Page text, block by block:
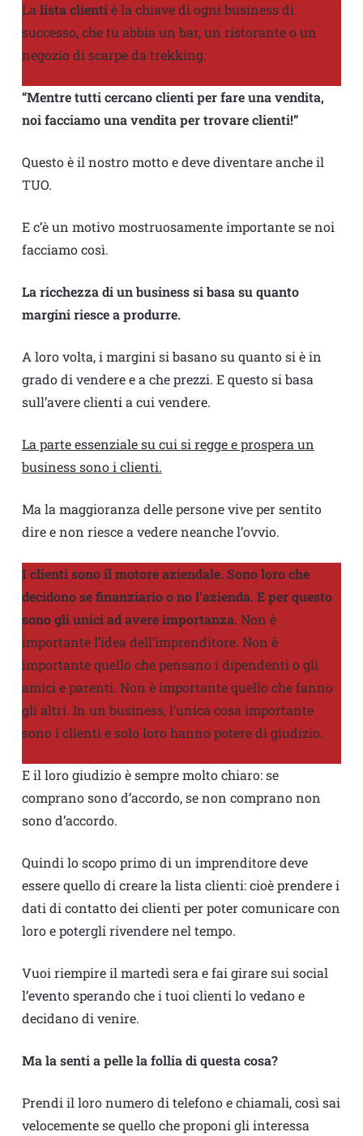
Lalista clientiè la chiave di ogni business di
successo, che tu abbia un bar, un ristorante o un
negozio di scarpe da trekking.
“Mentre tutti cercano clienti per fare una vendita,
noi facciamo una vendita per trovare clienti!”
Questo è il nostro motto e deve diventare anche il
TUO.
E c’è un motivo mostruosamente importante se noi
facciamo così.
La ricchezza di un business si basa su quanto
margini riesce a produrre.
A loro volta, i margini si basano su quanto si è in
grado di vendere e a che prezzi. E questo si basa
sull’avere clienti a cui vendere.
La parte essenziale su cui si regge e prospera un
business sono i clienti.
Ma la maggioranza delle persone vive per sentito
dire e non riesce a vedere neanche l’ovvio.
I clienti sono il motore aziendale. Sono loro che
decidono se finanziario o no l’azienda. E per questo
sono gli unici ad avere importanza. Non è
importante l’idea dell’imprenditore. Non è
importante quello che pensano i dipendenti o gli
amici e parenti. Non è importante quello che fanno
gli altri. In un business, l’unica cosa importante
sono i clienti e solo loro hanno potere di giudizio.
E il loro giudizio è sempre molto chiaro: se
comprano sono d’accordo, se non comprano non
sono d’accordo.
Quindi lo scopo primo di un imprenditore deve
essere quello di creare la lista clienti: cioè prendere i
dati di contatto dei clienti per poter comunicare con
loro e potergli rivendere nel tempo.
Vuoi riempire il martedì sera e fai girare sui social
l’evento sperando che i tuoi clienti lo vedano e
decidano di venire.
Ma la senti a pelle la follia di questa cosa?
Prendi il loro numero di telefono e chiamali, così sai
velocemente se quello che proponi gli interessa